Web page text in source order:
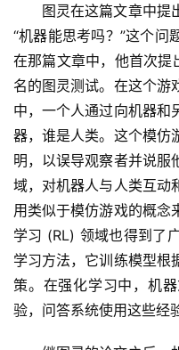
图灵在这篇文章中提
“机器能思考吗？”这个问
在那篇文章中，他首次提
名的图灵测试。在这个游
中，一个人通过向机器和
器，谁是人类。这个模仿
明，以误导观察者并说服
域，对机器人与人类互动
用类似于模仿游戏的概念
学习 (RL) 领域也得到了
学习方法，它训练模型根
策。在强化学习中，机
验，问答系统使用这些经